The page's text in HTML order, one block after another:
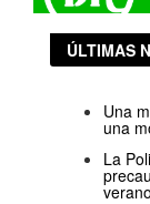
ÚLTIMAS
Una
una
La
verano